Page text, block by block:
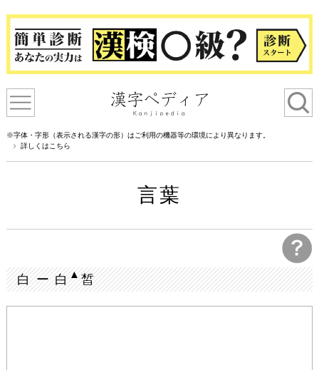
※字体・字形（表示される漢字の形）はご利用の機器等の環境により異なります。
詳しくはこちら
言葉
白 ー 白▲皙